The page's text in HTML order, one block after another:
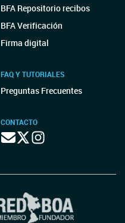
BFA Repositorio recibos
BFA Verificación
Firma digital
FAQ Y TUTORIALES
Preguntas Frecuentes
CONTACTO